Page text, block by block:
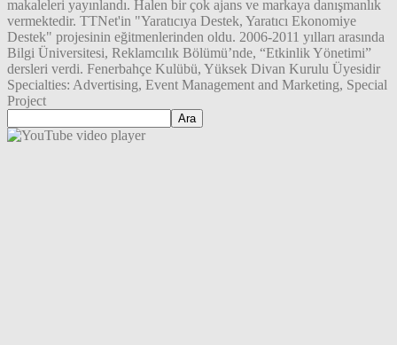
makaleleri yayınlandı. Halen bir çok ajans ve markaya danışmanlık
vermektedir. TTNet'in "Yaratıcıya Destek, Yaratıcı Ekonomiye
Destek" projesinin eğitmenlerinden oldu. 2006-2011 yılları arasında
Bilgi Üniversitesi, Reklamcılık Bölümü’nde, “Etkinlik Yönetimi”
dersleri verdi. Fenerbahçe Kulübü, Yüksek Divan Kurulu Üyesidir
Specialties: Advertising, Event Management and Marketing, Special
Project